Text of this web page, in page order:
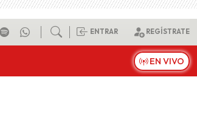
ENTRAR REGÍSTRATE
EN VIVO